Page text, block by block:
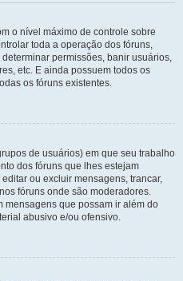
o nível máximo de controle sobre
toda a operação dos fóruns,
permissões, banir usuários,
etc. E ainda possuem todos os
os fóruns existentes.
de usuários) em que seu trabalho
dos fóruns que lhes estejam
ou excluir mensagens, trancar,
fóruns onde são moderadores.
mensagens que possam ir além do
abusivo e/ou ofensivo.